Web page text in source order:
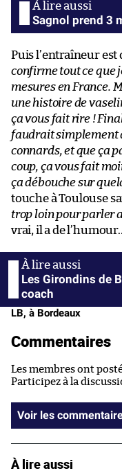
Sagnol prend 3
Puis l’entraîneur est
confirme tout ce que
mesures en France.
une histoire de
ça vous fait rire !
faudrait simplement
connards, et que ça
coup, ça vous fait
ça débouche sur
touche à Toulouse
trop loin pour parler
vrai, il a de
Les Girondins de
coach
LB, à Bordeaux
Commentaires
Les membres ont
Participez à la
Voir les
À lire aussi